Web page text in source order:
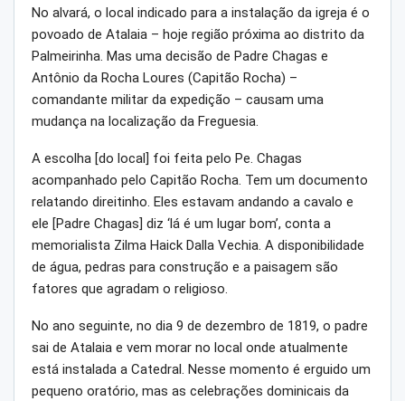
No alvará, o local indicado para a instalação da igreja é o
povoado de Atalaia – hoje região próxima ao distrito da
Palmeirinha. Mas uma decisão de Padre Chagas e
Antônio da Rocha Loures (Capitão Rocha) –
comandante militar da expedição – causam uma
mudança na localização da Freguesia.
A escolha [do local] foi feita pelo Pe. Chagas
acompanhado pelo Capitão Rocha. Tem um documento
relatando direitinho. Eles estavam andando a cavalo e
ele [Padre Chagas] diz ‘lá é um lugar bom’, conta a
memorialista Zilma Haick Dalla Vechia. A disponibilidade
de água, pedras para construção e a paisagem são
fatores que agradam o religioso.
No ano seguinte, no dia 9 de dezembro de 1819, o padre
sai de Atalaia e vem morar no local onde atualmente
está instalada a Catedral. Nesse momento é erguido um
pequeno oratório, mas as celebrações dominicais da